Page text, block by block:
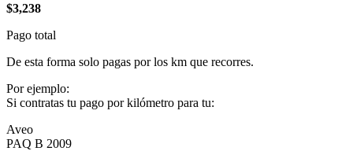
$3,238
Pago total
De esta forma solo pagas por los km que recorres.
Por ejemplo:
Si contratas tu pago por kilómetro para tu:
Aveo
PAQ B 2009